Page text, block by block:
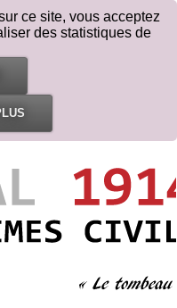
ce site, vous acceptez
des statistiques de